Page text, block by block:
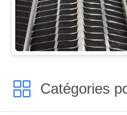
Catégories